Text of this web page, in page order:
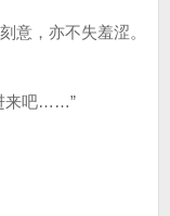
，亦不失羞涩。
来吧……”